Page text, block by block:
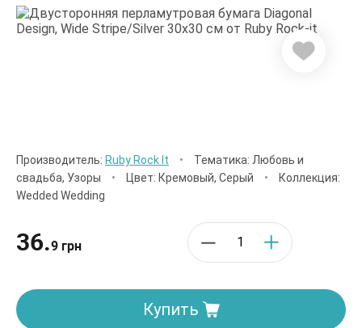
Производитель: Ruby Rock It •
Тематика: Любовь и
свадьба, Узоры
• Цвет: Кремовый, Серый •
Коллекция:
Wedded Wedding
36.9 грн
Купить